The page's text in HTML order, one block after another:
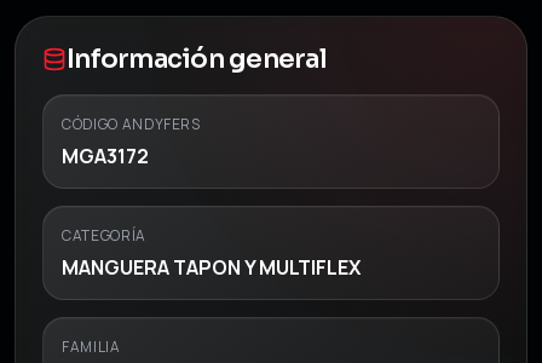
Información general
CÓDIGO ANDYFERS
MGA3172
CATEGORÍA
MANGUERA TAPON Y MULTIFLEX
FAMILIA